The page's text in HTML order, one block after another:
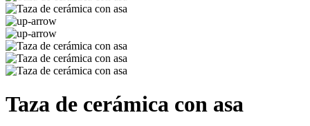
Taza de cerámica con asa